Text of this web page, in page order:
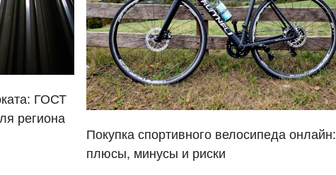
ГОСТ
региона
Покупка спортивного велосипеда онлайн:
плюсы, минусы и риски